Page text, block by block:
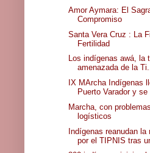
Amor Aymara: El
Compromiso
Santa Vera Cruz : La
Fertilidad
Los indígenas awá, la
amenazada de la
IX MArcha Indígenas
Puerto Varador y se
Marcha, con problemas
logísticos
Indígenas reanudan la
por el TIPNIS tras